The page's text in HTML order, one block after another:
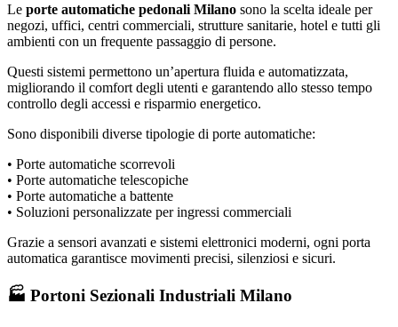
Le porte automatiche pedonali Milano sono la scelta ideale per
negozi, uffici, centri commerciali, strutture sanitarie, hotel e tutti gli
ambienti con un frequente passaggio di persone.
Questi sistemi permettono un’apertura fluida e automatizzata,
migliorando il comfort degli utenti e garantendo allo stesso tempo
controllo degli accessi e risparmio energetico.
Sono disponibili diverse tipologie di porte automatiche:
• Porte automatiche scorrevoli
• Porte automatiche telescopiche
• Porte automatiche a battente
• Soluzioni personalizzate per ingressi commerciali
Grazie a sensori avanzati e sistemi elettronici moderni, ogni porta
automatica garantisce movimenti precisi, silenziosi e sicuri.
🏭 Portoni Sezionali Industriali Milano